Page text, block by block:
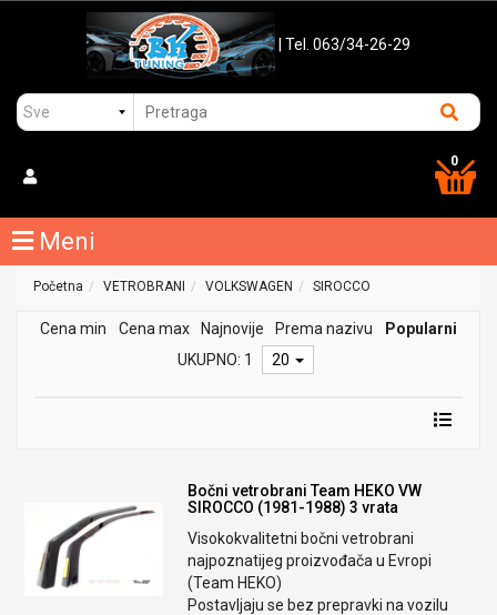
| Tel. 063/34-26-29
0
Meni
Početna VETROBRANI VOLKSWAGEN SIROCCO
Cena min Cena max Najnovije Prema nazivu
Popularni
UKUPNO: 1
20
Bočni vetrobrani Team HEKO VW
SIROCCO (1981-1988) 3 vrata
Visokokvalitetni bočni vetrobrani
najpoznatijeg proizvođača u Evropi
(Team HEKO)
Postavljaju se bez prepravki na vozilu